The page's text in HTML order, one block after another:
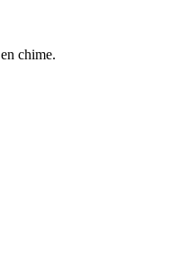
chime.